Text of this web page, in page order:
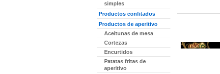
simples
Productos confitados
Productos de aperitivo
Aceitunas de mesa
Cortezas
Encurtidos
Patatas fritas de
aperitivo